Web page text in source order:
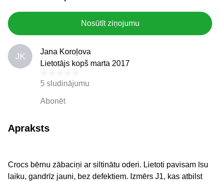
Nosūtīt ziņojumu
JK
Jana Koroļova
Lietotājs kopš marta 2017
5 sludinājumu
Abonēt
Apraksts
Crocs bērnu zābaciņi ar siltinātu oderi. Lietoti pavisam īsu
laiku, gandrīz jauni, bez defektiem. Izmērs J1, kas atbilst